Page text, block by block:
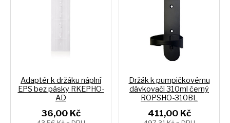
Adaptér k držáku náplní
EPS bez pásky RKEPHO-
AD
36,00 Kč
Držák k pumpičkovému
dávkovači 310ml černý
ROPSHO-310BL
411,00 Kč